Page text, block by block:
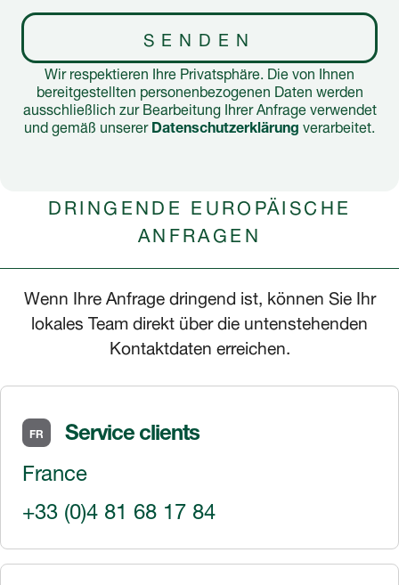
SENDEN
Wir respektieren Ihre Privatsphäre. Die von Ihnen
bereitgestellten personenbezogenen Daten werden
ausschließlich zur Bearbeitung Ihrer Anfrage verwendet
und gemäß unsererDatenschutzerklärungverarbeitet.
DRINGENDE EUROPÄISCHE
ANFRAGEN
Wenn Ihre Anfrage dringend ist, können Sie Ihr
lokales Team direkt über die untenstehenden
Kontaktdaten erreichen.
FR
Service clients
France
+33 (0)4 81 68 17 84